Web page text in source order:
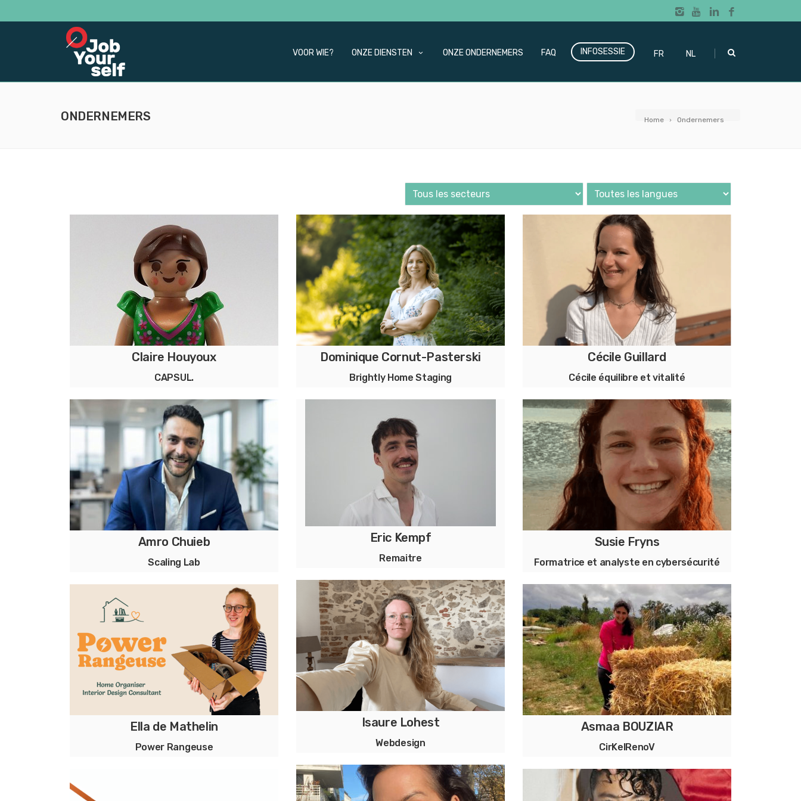
VOOR WIE? ONZE DIENSTEN ONZE ONDERNEMERS FAQ INFOSESSIE FR NL |
Home Ondernemers
ONDERNEMERS
couleurs révélées, en toute intimité.
Claire Houyoux
CAPSUL.
Dominique Cornut-Pasterski
Brightly Home Staging
holistique
Cécile Guillard
Cécile équilibre et vitalité
Digitale Groei voor de Medische Sector
Amro Chuieb
Scaling Lab
seconde vie à vos articles en cuir.
Eric Kempf
Remaitre
Formatrice en cybersécurité et en
Trainer in cybersecuritybewustzijn en
pedagogische begeleiding
Susie Fryns
Formatrice et analyste en cybersécurité
convertissent des clients
Isaure Lohest
Webdesign
Ella de Mathelin
Power Rangeuse
Assistance aux MO & auto-constructeurs.
Asmaa BOUZIAR
CirKelRenoV